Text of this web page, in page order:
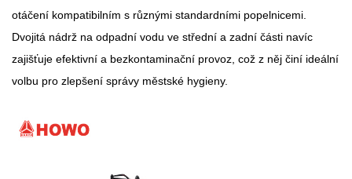
otáčení kompatibilním s různými standardními popelnicemi.
Dvojitá nádrž na odpadní vodu ve střední a zadní části navíc
zajišťuje efektivní a bezkontaminační provoz, což z něj činí ideální
volbu pro zlepšení správy městské hygieny.